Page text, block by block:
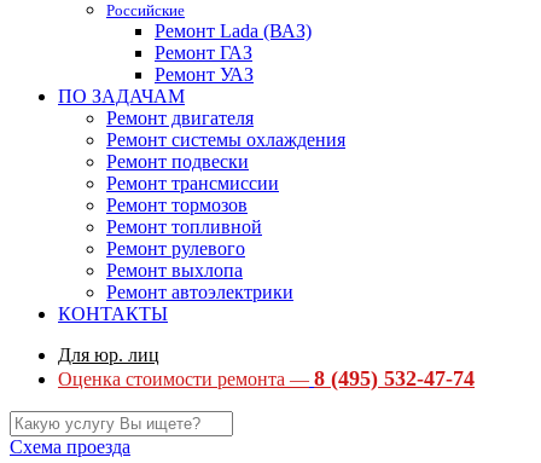
Российские
Ремонт Lada (ВАЗ)
Ремонт ГАЗ
Ремонт УАЗ
ПО ЗАДАЧАМ
Ремонт двигателя
Ремонт системы охлаждения
Ремонт подвески
Ремонт трансмиссии
Ремонт тормозов
Ремонт топливной
Ремонт рулевого
Ремонт выхлопа
Ремонт автоэлектрики
КОНТАКТЫ
Для юр. лиц
Оценка стоимости ремонта — 8 (495) 532-47-74
Схема проезда